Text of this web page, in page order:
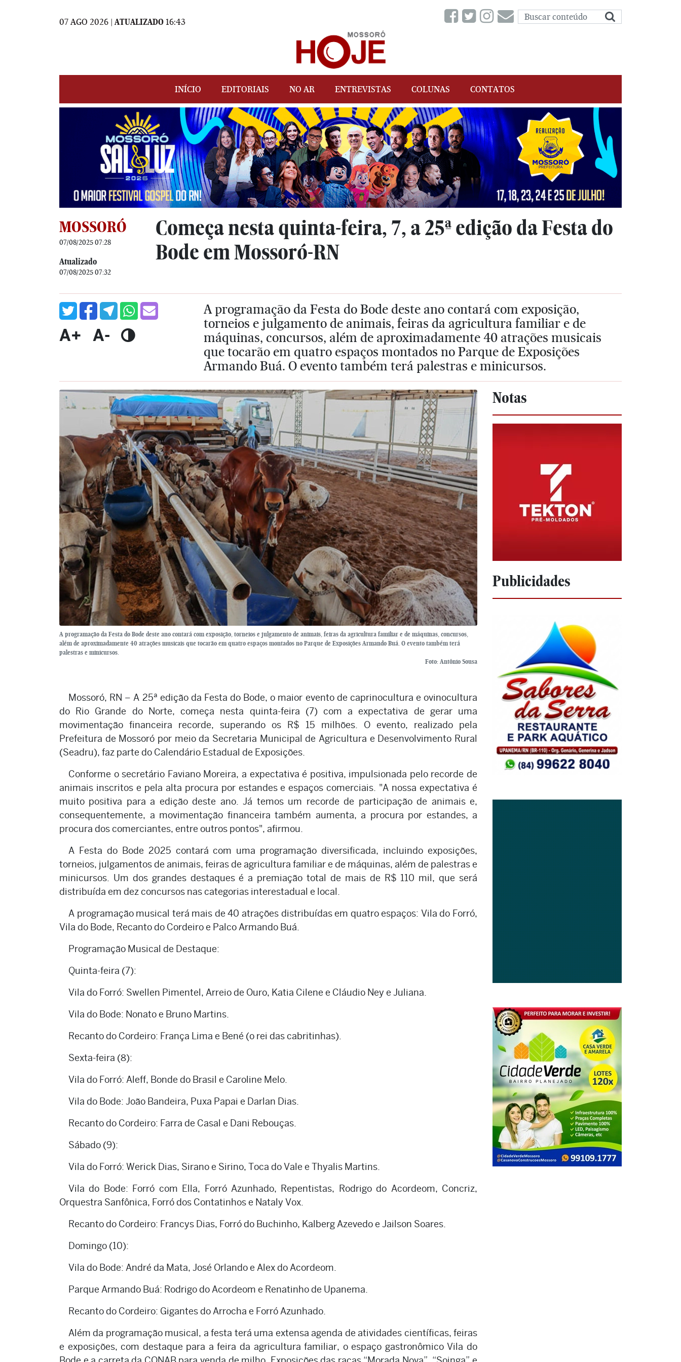
07 AGO 2026 | ATUALIZADO 16:43
INÍCIO EDITORIAIS NO AR ENTREVISTAS COLUNAS CONTATOS
MOSSORÓ
07/08/2025 07:28
Atualizado
07/08/2025 07:32
Começa nesta quinta-feira, 7, a 25ª edição da Festa do
Bode em Mossoró-RN
A+ A-
A programação da Festa do Bode deste ano contará com exposição,
torneios e julgamento de animais, feiras da agricultura familiar e de
máquinas, concursos, além de aproximadamente 40 atrações musicais
que tocarão em quatro espaços montados no Parque de Exposições
Armando Buá. O evento também terá palestras e minicursos.
A programação da Festa do Bode deste ano contará com exposição, torneios e julgamento de animais, feiras da agricultura familiar e de máquinas, concursos,
além de aproximadamente 40 atrações musicais que tocarão em quatro espaços montados no Parque de Exposições Armando Buá. O evento também terá
palestras e minicursos.
Foto: Antônio Sousa
Mossoró, RN – A 25ª edição da Festa do Bode, o maior evento de caprinocultura e ovinocultura
do Rio Grande do Norte, começa nesta quinta-feira (7) com a expectativa de gerar uma
movimentação financeira recorde, superando os R$ 15 milhões. O evento, realizado pela
Prefeitura de Mossoró por meio da Secretaria Municipal de Agricultura e Desenvolvimento Rural
(Seadru), faz parte do Calendário Estadual de Exposições.
Conforme o secretário Faviano Moreira, a expectativa é positiva, impulsionada pelo recorde de
animais inscritos e pela alta procura por estandes e espaços comerciais. "A nossa expectativa é
muito positiva para a edição deste ano. Já temos um recorde de participação de animais e,
consequentemente, a movimentação financeira também aumenta, a procura por estandes, a
procura dos comerciantes, entre outros pontos", afirmou.
A Festa do Bode 2025 contará com uma programação diversificada, incluindo exposições,
torneios, julgamentos de animais, feiras de agricultura familiar e de máquinas, além de palestras e
minicursos. Um dos grandes destaques é a premiação total de mais de R$ 110 mil, que será
distribuída em dez concursos nas categorias interestadual e local.
A programação musical terá mais de 40 atrações distribuídas em quatro espaços: Vila do Forró,
Vila do Bode, Recanto do Cordeiro e Palco Armando Buá.
Programação Musical de Destaque:
Quinta-feira (7):
Vila do Forró: Swellen Pimentel, Arreio de Ouro, Katia Cilene e Cláudio Ney e Juliana.
Vila do Bode: Nonato e Bruno Martins.
Recanto do Cordeiro: França Lima e Bené (o rei das cabritinhas).
Sexta-feira (8):
Vila do Forró: Aleff, Bonde do Brasil e Caroline Melo.
Vila do Bode: João Bandeira, Puxa Papai e Darlan Dias.
Recanto do Cordeiro: Farra de Casal e Dani Rebouças.
Sábado (9):
Vila do Forró: Werick Dias, Sirano e Sirino, Toca do Vale e Thyalis Martins.
Vila do Bode: Forró com Ella, Forró Azunhado, Repentistas, Rodrigo do Acordeom, Concriz,
Orquestra Sanfônica, Forró dos Contatinhos e Nataly Vox.
Recanto do Cordeiro: Francys Dias, Forró do Buchinho, Kalberg Azevedo e Jailson Soares.
Domingo (10):
Vila do Bode: André da Mata, José Orlando e Alex do Acordeom.
Parque Armando Buá: Rodrigo do Acordeom e Renatinho de Upanema.
Recanto do Cordeiro: Gigantes do Arrocha e Forró Azunhado.
Além da programação musical, a festa terá uma extensa agenda de atividades científicas, feiras
e exposições, com destaque para a feira da agricultura familiar, o espaço gastronômico Vila do
Notas
Publicidades